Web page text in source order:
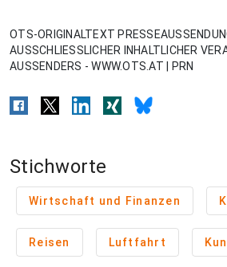
OTS-ORIGINALTEXT
AUSSCHLIESSLICHER INHALTLICHER
AUSSENDERS - WWW.OTS.AT | PRN
Stichworte
Wirtschaft und Finanzen
Reisen Luftfahrt